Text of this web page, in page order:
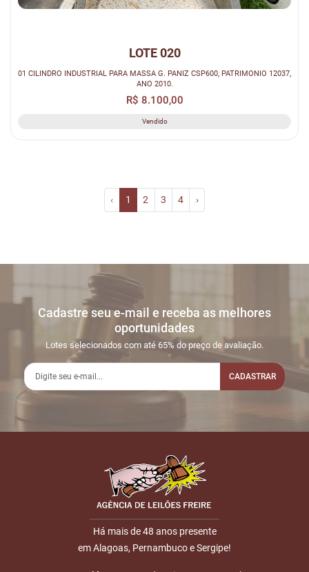
LOTE 020
01 CILINDRO INDUSTRIAL PARA MASSA G. PANIZ CSP600, PATRIMONIO 12037,
ANO 2010.
R$ 8.100,00
Vendido
‹ 1 2 3 4 ›
Cadastre seu e-mail e receba as melhores
oportunidades
Lotes selecionados com até 65% do preço de avaliação.
CADASTRAR
Há mais de 48 anos presente
em Alagoas, Pernambuco e Sergipe!